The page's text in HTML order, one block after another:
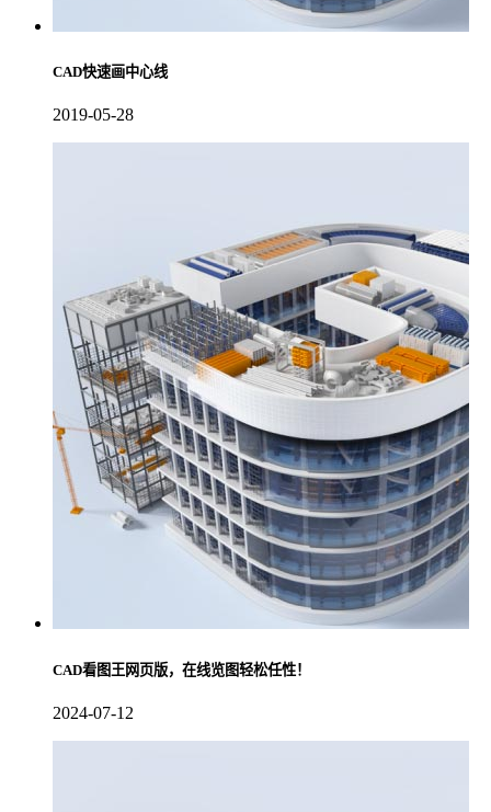
CAD快速画中心线
2019-05-28
CAD看图王网页版，在线览图轻松任性！
2024-07-12